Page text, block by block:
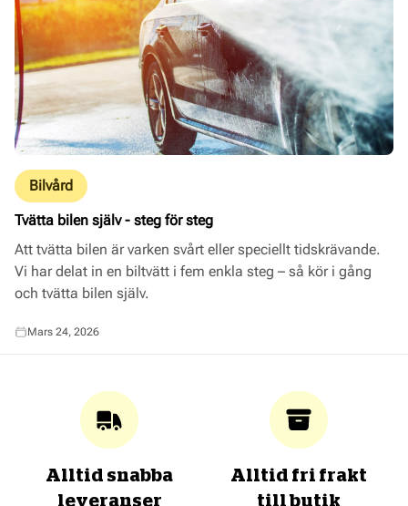
Bilvård
Tvätta bilen själv - steg för steg
Att tvätta bilen är varken svårt eller speciellt tidskrävande.
Vi har delat in en biltvätt i fem enkla steg – så kör i gång
och tvätta bilen själv.
Mars 24, 2026
Alltid snabba
leveranser
Alltid fri frakt
till butik